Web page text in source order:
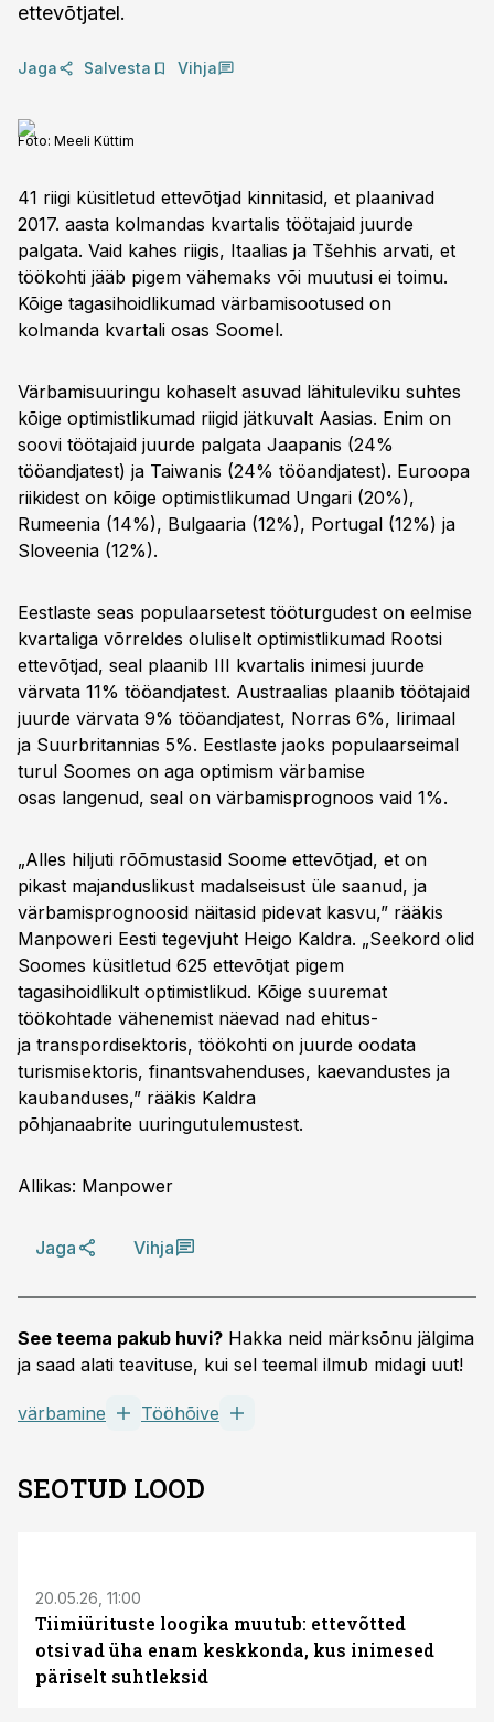
ettevõtjatel.
Jaga Salvesta Vihja
Foto: Meeli Küttim
41 riigi küsitletud ettevõtjad kinnitasid, et plaanivad
2017. aasta kolmandas kvartalis töötajaid juurde
palgata. Vaid kahes riigis, Itaalias ja Tšehhis arvati, et
töökohti jääb pigem vähemaks või muutusi ei toimu.
Kõige tagasihoidlikumad värbamisootused on
kolmanda kvartali osas Soomel.
Värbamisuuringu kohaselt asuvad lähituleviku suhtes
kõige optimistlikumad riigid jätkuvalt Aasias. Enim on
soovi töötajaid juurde palgata Jaapanis (24%
tööandjatest) ja Taiwanis (24% tööandjatest). Euroopa
riikidest on kõige optimistlikumad Ungari (20%),
Rumeenia (14%), Bulgaaria (12%), Portugal (12%) ja
Sloveenia (12%).
Eestlaste seas populaarsetest tööturgudest on eelmise
kvartaliga võrreldes oluliselt optimistlikumad Rootsi
ettevõtjad, seal plaanib III kvartalis inimesi juurde
värvata 11% tööandjatest. Austraalias plaanib töötajaid
juurde värvata 9% tööandjatest, Norras 6%, Iirimaal
ja Suurbritannias 5%. Eestlaste jaoks populaarseimal
turul Soomes on aga optimism värbamise
osas langenud, seal on värbamisprognoos vaid 1%.
„Alles hiljuti rõõmustasid Soome ettevõtjad, et on
pikast majanduslikust madalseisust üle saanud, ja
värbamisprognoosid näitasid pidevat kasvu,” rääkis
Manpoweri Eesti tegevjuht Heigo Kaldra. „Seekord olid
Soomes küsitletud 625 ettevõtjat pigem
tagasihoidlikult optimistlikud. Kõige suuremat
töökohtade vähenemist näevad nad ehitus-
ja transpordisektoris, töökohti on juurde oodata
turismisektoris, finantsvahenduses, kaevandustes ja
kaubanduses,” rääkis Kaldra
põhjanaabrite uuringutulemustest.
Allikas: Manpower
Jaga Vihja
See teema pakub huvi? Hakka neid märksõnu jälgima
ja saad alati teavituse, kui sel teemal ilmub midagi uut!
värbamine Tööhõive
SEOTUD LOOD
20.05.26, 11:00
Tiimiürituste loogika muutub: ettevõtted
otsivad üha enam keskkonda, kus inimesed
päriselt suhtleksid